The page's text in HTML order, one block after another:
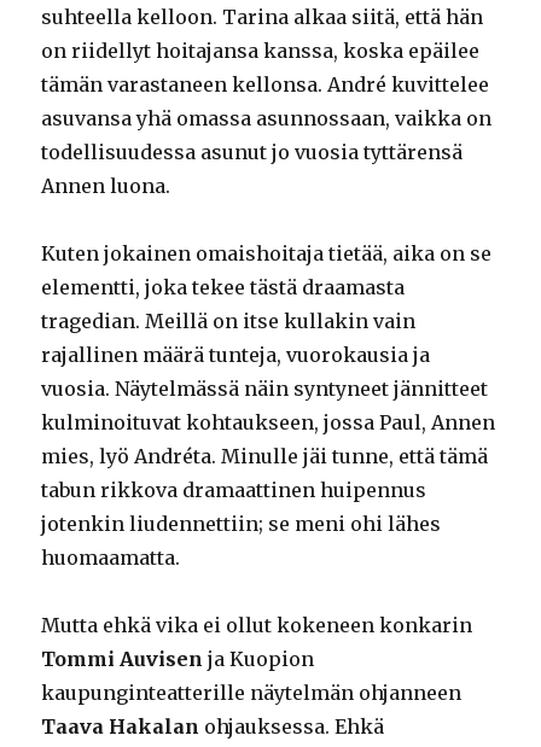
suhteella kelloon. Tarina alkaa siitä, että hän
on riidellyt hoitajansa kanssa, koska epäilee
tämän varastaneen kellonsa. André kuvittelee
asuvansa yhä omassa asunnossaan, vaikka on
todellisuudessa asunut jo vuosia tyttärensä
Annen luona.
Kuten jokainen omaishoitaja tietää, aika on se
elementti, joka tekee tästä draamasta
tragedian. Meillä on itse kullakin vain
rajallinen määrä tunteja, vuorokausia ja
vuosia. Näytelmässä näin syntyneet jännitteet
kulminoituvat kohtaukseen, jossa Paul, Annen
mies, lyö Andréta. Minulle jäi tunne, että tämä
tabun rikkova dramaattinen huipennus
jotenkin liudennettiin; se meni ohi lähes
huomaamatta.
Mutta ehkä vika ei ollut kokeneen konkarin
Tommi Auvisen ja Kuopion
kaupunginteatterille näytelmän ohjanneen
Taava Hakalan ohjauksessa. Ehkä